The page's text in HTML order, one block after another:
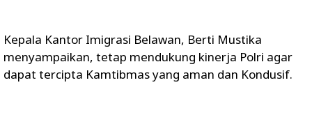
Kepala Kantor Imigrasi Belawan, Berti Mustika
menyampaikan, tetap mendukung kinerja Polri agar
dapat tercipta Kamtibmas yang aman dan Kondusif.